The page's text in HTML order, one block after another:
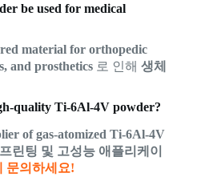
be used for medical
material for orthopedic
and prosthetics로 인해 생체
quality Ti-6Al-4V powder?
of gas-atomized Ti-6Al-4V
린팅 및 고성능 애플리케이
문의하세요!